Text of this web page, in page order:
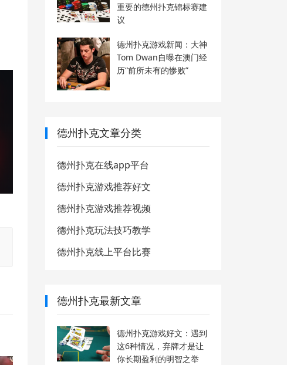
重要的德州扑克锦标赛建
议
德州扑克游戏新闻：大神
Tom Dwan自曝在澳门经
历“前所未有的惨败”
德州扑克文章分类
德州扑克在线app平台
德州扑克游戏推荐好文
德州扑克游戏推荐视频
德州扑克玩法技巧教学
德州扑克线上平台比赛
德州扑克最新文章
德州扑克游戏好文：遇到
这6种情况，弃牌才是让
你长期盈利的明智之举